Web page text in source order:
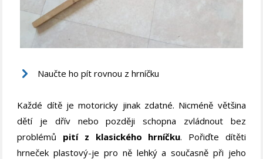
Naučte ho pít rovnou z hrníčku
Každé dítě je motoricky jinak zdatné. Nicméně většina
dětí je dřív nebo později schopna zvládnout bez
problémů pití z klasického hrníčku. Pořiďte dítěti
hrneček plastový-je pro nělehký a současně při jeho